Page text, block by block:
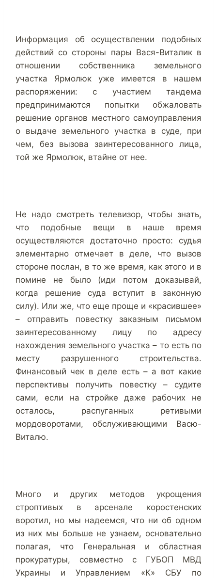
Информация об осуществлении подобных
действий со стороны пары Вася-Виталик в
отношении собственника земельного
участка Ярмолюк уже имеется в нашем
распоряжении: с участием тандема
предпринимаются попытки обжаловать
решение органов местного самоуправления
о выдаче земельного участка в суде, при
чем, без вызова заинтересованного лица,
той же Ярмолюк, втайне от нее.
Не надо смотреть телевизор, чтобы знать,
что подобные вещи в наше время
осуществляются достаточно просто: судья
элементарно отмечает в деле, что вызов
стороне послан, в то же время, как этого и в
помине не было (иди потом доказывай,
когда решение суда вступит в законную
силу). Или же, что еще проще и «красившее»
– отправить повестку заказным письмом
заинтересованному лицу по адресу
нахождения земельного участка – то есть по
месту разрушенного строительства.
Финансовый чек в деле есть – а вот какие
перспективы получить повестку – судите
сами, если на стройке даже рабочих не
осталось, распуганных ретивыми
мордоворотами, обслуживающими Васю-
Виталю.
Много и других методов укрощения
строптивых в арсенале коростенских
воротил, но мы надеемся, что ни об одном
из них мы больше не узнаем, основательно
полагая, что Генеральная и областная
прокуратуры, совместно с ГУБОП МВД
Украины и Управлением «К» СБУ по